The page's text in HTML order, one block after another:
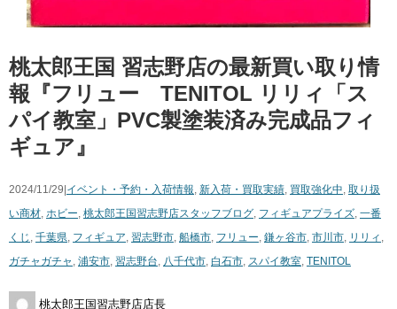
桃太郎王国 習志野店の最新買い取り情
報『フリュー TENITOL ​リリィ「ス
パイ教室」PVC製塗装済み完成品フィ
ギュア』
2024/11/29| イベント・予約・入荷情報, 新入荷・買取実績, 買取強化中, 取り扱
い商材, ホビー, 桃太郎王国習志野店スタッフブログ, フィギュアプライズ, 一番
くじ , 千葉県, フィギュア, 習志野市, 船橋市, フリュー, 鎌ヶ谷市, 市川市, リリィ ,
ガチャガチャ , 浦安市, 習志野台, 八千代市, 白石市, スパイ教室, TENITOL
桃太郎王国習志野店店長